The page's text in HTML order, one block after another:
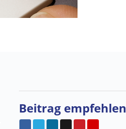
Beitrag empfehlen